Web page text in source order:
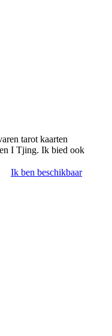
tarot kaarten
I Tjing. Ik bied ook
Ik ben beschikbaar